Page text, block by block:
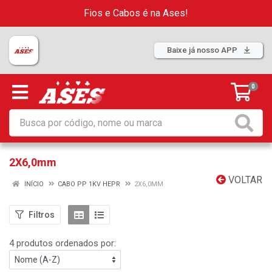
Fios e Cabos é na Ases!
Baixe já nosso APP
0
2X6,0mm
VOLTAR
INÍCIO CABO PP 1KV HEPR 2X6,0MM
Filtros
4 produtos ordenados por: